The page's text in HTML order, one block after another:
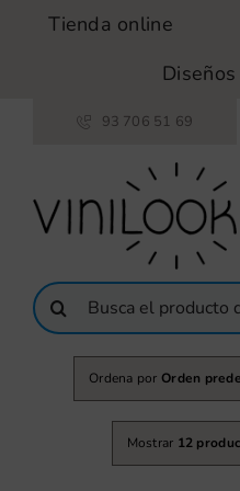
SaltarTienda online
93 706 51 69
Buscar:
Ordena por Orden
Mostrar 12